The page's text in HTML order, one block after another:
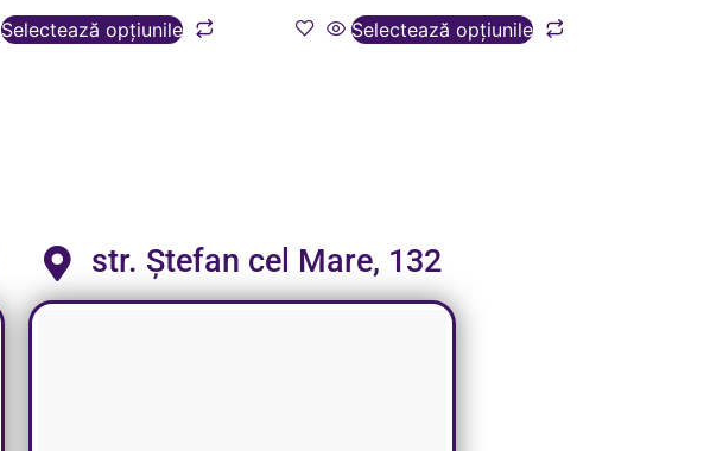
Selectează opțiunile Selectează opțiunile
str. Ștefan cel Mare, 132